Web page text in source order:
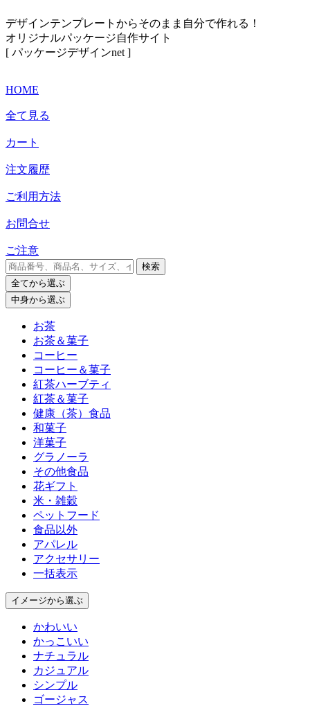
デザインテンプレートからそのまま自分で作れる！
オリジナルパッケージ自作サイト
[ パッケージデザインnet ]
HOME
全て見る
カート
注文履歴
ご利用方法
お問合せ
ご注意
検索
全てから選ぶ
中身から選ぶ
お茶
お茶＆菓子
コーヒー
コーヒー＆菓子
紅茶ハーブティ
紅茶＆菓子
健康（茶）食品
和菓子
洋菓子
グラノーラ
その他食品
花ギフト
米・雑穀
ペットフード
食品以外
アパレル
アクセサリー
一括表示
イメージから選ぶ
かわいい
かっこいい
ナチュラル
カジュアル
シンプル
ゴージャス